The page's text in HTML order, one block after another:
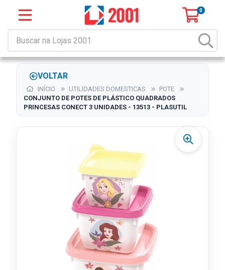
0
VOLTAR
INÍCIO UTILIDADES DOMESTICAS
POTE
CONJUNTO DE POTES DE PLÁSTICO QUADRADOS
PRINCESAS CONECT 3 UNIDADES - 13513 - PLASUTIL